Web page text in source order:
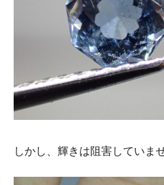
しかし、輝きは阻害していませ